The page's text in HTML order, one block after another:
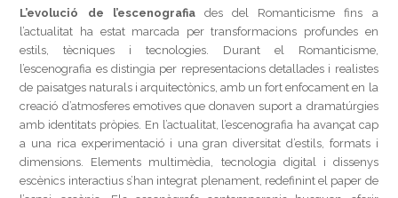
L’evolució de l’escenografiades del Romanticisme fins a
l’actualitat ha estat marcada per transformacions profundes en
estils, tècniques i tecnologies. Durant el Romanticisme,
l’escenografia es distingia per representacions detallades i realistes
de paisatges naturals i arquitectònics, amb un fort enfocament en la
creació d’atmosferes emotives que donaven suport a dramatúrgies
amb identitats pròpies. En l’actualitat, l’escenografia ha avançat cap
a una rica experimentació i una gran diversitat d’estils, formats i
dimensions. Elements multimèdia, tecnologia digital i dissenys
escènics interactius s’han integrat plenament, redefinint el paper de